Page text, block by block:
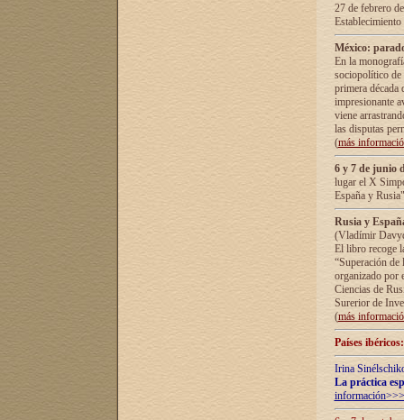
27 de febrero
México:
En la
sociopolítico de
primera década
impresionante
viene
las disputas
(más
6 y 7 de junio
lugar el X
España y
Rusia y
(Vladímir
El libro recoge
“Superación
organizado por
Ciencias de
Surerior de
(más
Países
Irina
La práctica
información>>>